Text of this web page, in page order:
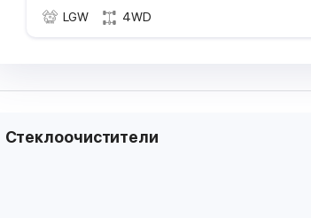
LGW 4WD
Стеклоочистители